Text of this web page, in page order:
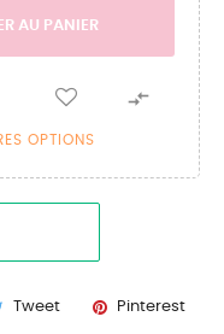
AU PANIER

OPTIONS
Tweet Pinterest